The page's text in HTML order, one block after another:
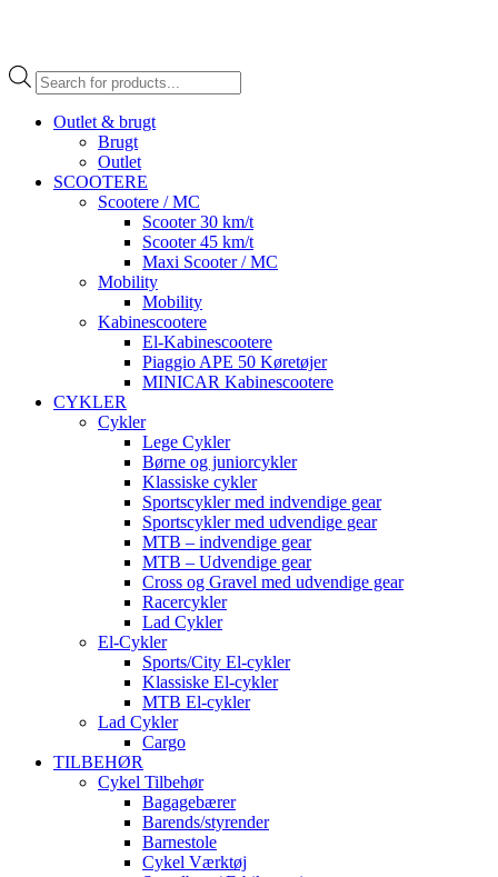
Products
search
Outlet & brugt
Brugt
Outlet
SCOOTERE
Scootere / MC
Scooter 30 km/t
Scooter 45 km/t
Maxi Scooter / MC
Mobility
Mobility
Kabinescootere
El-Kabinescootere
Piaggio APE 50 Køretøjer
MINICAR Kabinescootere
CYKLER
Cykler
Lege Cykler
Børne og juniorcykler
Klassiske cykler
Sportscykler med indvendige gear
Sportscykler med udvendige gear
MTB – indvendige gear
MTB – Udvendige gear
Cross og Gravel med udvendige gear
Racercykler
Lad Cykler
El-Cykler
Sports/City El-cykler
Klassiske El-cykler
MTB El-cykler
Lad Cykler
Cargo
TILBEHØR
Cykel Tilbehør
Bagagebærer
Barends/styrender
Barnestole
Cykel Værktøj